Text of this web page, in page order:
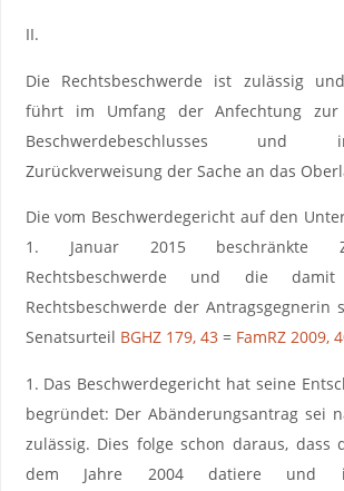
II.
Die Rechtsbeschwerde ist zulässig
führt im Umfang der Anfechtung zur
Beschwerdebeschlusses
Zurückverweisung der Sache an das
Die vom Beschwerdegericht auf den
1. Januar 2015 beschränkte
Rechtsbeschwerde und die damit
Rechtsbeschwerde der Antragsgegnerin
Senatsurteil BGHZ 179, 43= FamRZ 2009,
1. Das Beschwerdegericht hat seine
begründet: Der Abänderungsantrag sei
zulässig. Dies folge schon daraus, dass
dem Jahre 2004 datiere und